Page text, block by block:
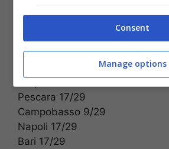
Bologna 18/34
Ancona 17/30
Perugia 14/31
L’Aquila 12/29
Pescara 17/29
Campobasso 9/29
Napoli 17/29
Bari 17/29
Consent
Manage options